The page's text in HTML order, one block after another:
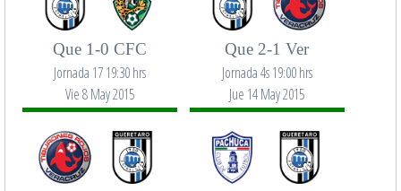
Que 1-0 CFC
Jornada 17 19:30 hrs
Vie 8 May 2015
Que 2-1 Ver
Jornada 4s 19:00 hrs
Jue 14 May 2015